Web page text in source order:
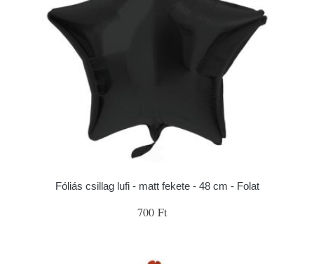
Fóliás csillag lufi - matt fekete - 48 cm - Folat
700 Ft